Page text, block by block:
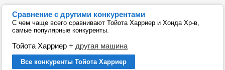
Сравнение с другими конкурентами
С чем чаще всего сравнивают Тойота Харриер и Хонда Хр-в,
самые популярные конкуренты.
Тойота Харриер + другая машина
Все конкуренты Тойота Харриер